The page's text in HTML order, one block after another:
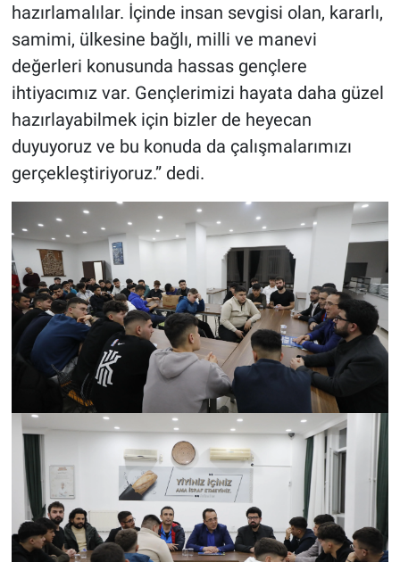
hazırlamalılar. İçinde insan sevgisi olan, kararlı,
samimi, ülkesine bağlı, milli ve manevi
değerleri konusunda hassas gençlere
ihtiyacımız var. Gençlerimizi hayata daha güzel
hazırlayabilmek için bizler de heyecan
duyuyoruz ve bu konuda da çalışmalarımızı
gerçekleştiriyoruz.” dedi.